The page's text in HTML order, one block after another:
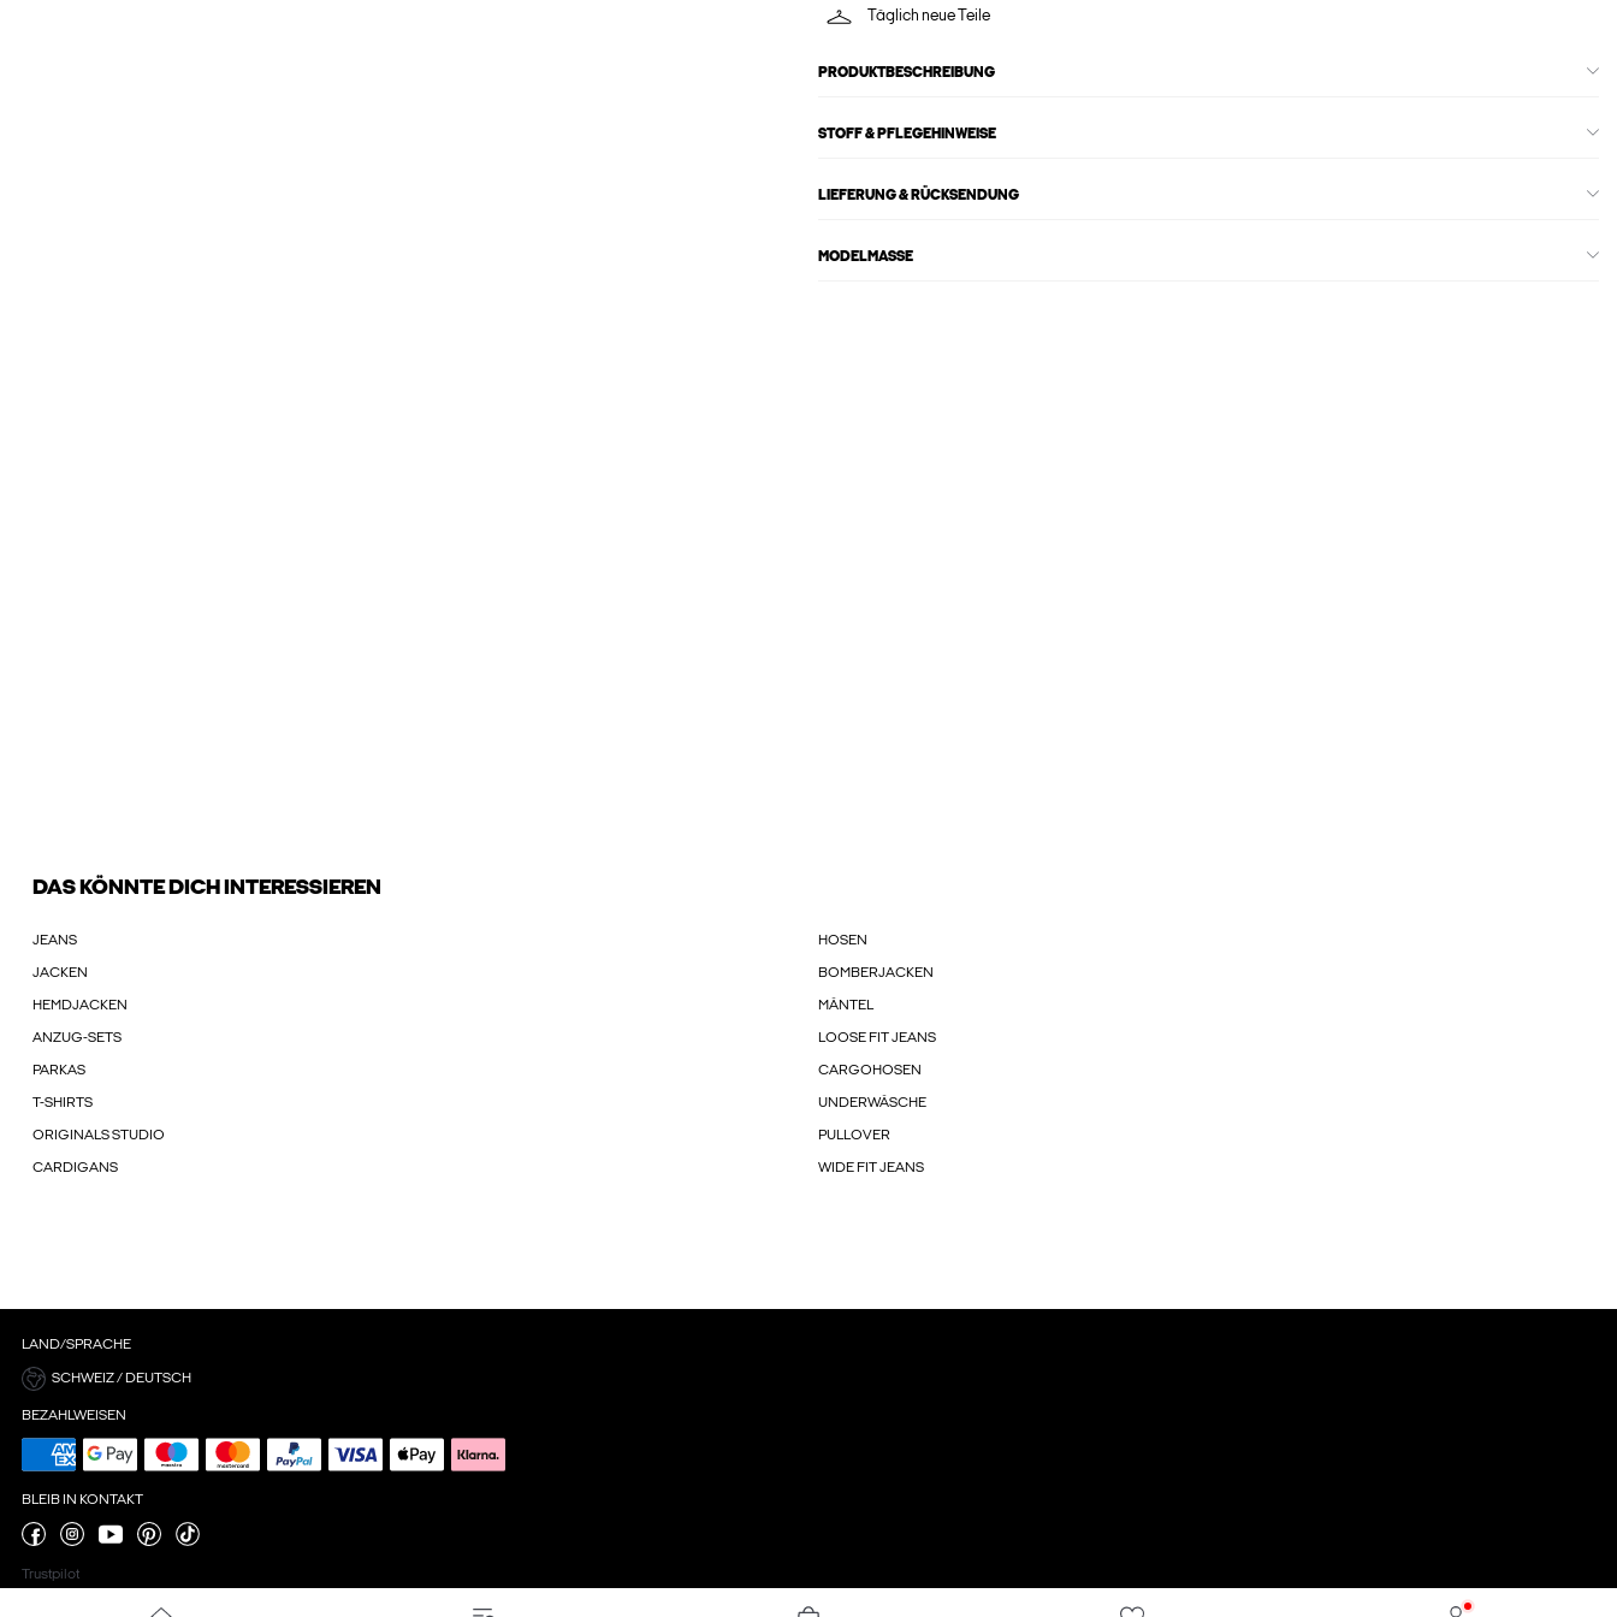
Täglich neue Teile
PRODUKTBESCHREIBUNG
STOFF & PFLEGEHINWEISE
LIEFERUNG & RÜCKSENDUNG
MODELMASSE
DAS KÖNNTE DICH INTERESSIEREN
JEANS HOSEN
JACKEN BOMBERJACKEN
HEMDJACKEN MÄNTEL
ANZUG-SETS LOOSE FIT JEANS
PARKAS CARGOHOSEN
T-SHIRTS UNDERWÄSCHE
ORIGINALS STUDIO PULLOVER
CARDIGANS WIDE FIT JEANS
LAND/SPRACHE
SCHWEIZ / DEUTSCH
BEZAHLWEISEN
BLEIB IN KONTAKT
Trustpilot